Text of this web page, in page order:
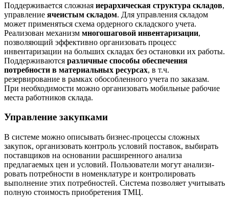
Поддерживается сложная иерархическая структура складов,
управление ячеистым складом. Для управления складом
может применяться схема ордерного складского учета.
Реализован механизм многошаговой инвентаризации,
позволяющий эффективно организовать процесс
инвентаризации на больших складах без остановки их работы.
Поддерживаются различные способы обеспечения
потребности в материальных ресурсах, в т.ч.
резервирование в рамках обособленного учета по заказам.
При необходимости можно организовать мобиль­ные рабочие
места работников склада.
Управление закупками
В системе можно описывать бизнес-процессы сложных
закупок, организовать контроль условий поставок, выбирать
поставщиков на основании расширенного анализа
предлагаемых цен и условий. Пользователи могут анализи­
ровать потребности в номенклатуре и контролировать
выполнение этих потребностей. Система позволяет учитывать
полную стоимость приобретения ТМЦ.